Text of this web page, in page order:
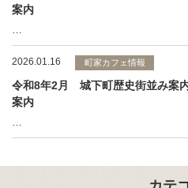
案内
2026.01.16 町家カフェ情報
令和8年2月 城下町歴史街並み案
案内